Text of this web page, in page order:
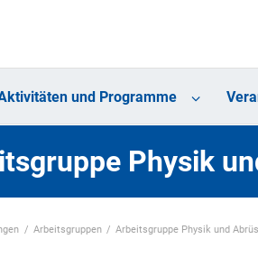
und Programme
Physik
Arbeitsgruppen Arbeitsgruppe Physik und